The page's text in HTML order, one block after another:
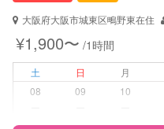
対応可能/特徴 送
病児対応
障がい児対応
大阪府大阪市城東区鴫野東在住
¥1,900〜 /1時間
土 日 月
08
09 10